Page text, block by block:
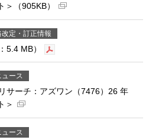
（905KB）
改定・訂正情報
5.4 MB）
ュース
サーチ：アズワン（7476）26 年
＞
ュース